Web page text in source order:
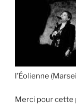
l’Éolienne
Merci pour cette